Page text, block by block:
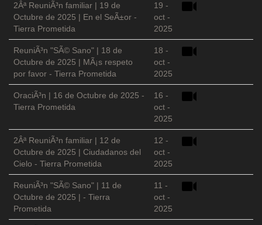
2Âª ReuniÃ³n familiar | 19 de
Octubre de 2025 | En el SeÃ±or -
Tierra Prometida
19 -
oct -
2025
ReuniÃ³n "SÃ© Sano" | 18 de
Octubre de 2025 | MÃ¡s respeto
por favor - Tierra Prometida
18 -
oct -
2025
OraciÃ³n | 16 de Octubre de 2025 -
Tierra Prometida
16 -
oct -
2025
2Âª ReuniÃ³n familiar | 12 de
Octubre de 2025 | Ciudadanos del
Cielo - Tierra Prometida
12 -
oct -
2025
ReuniÃ³n "SÃ© Sano" | 11 de
Octubre de 2025 | - Tierra
Prometida
11 -
oct -
2025